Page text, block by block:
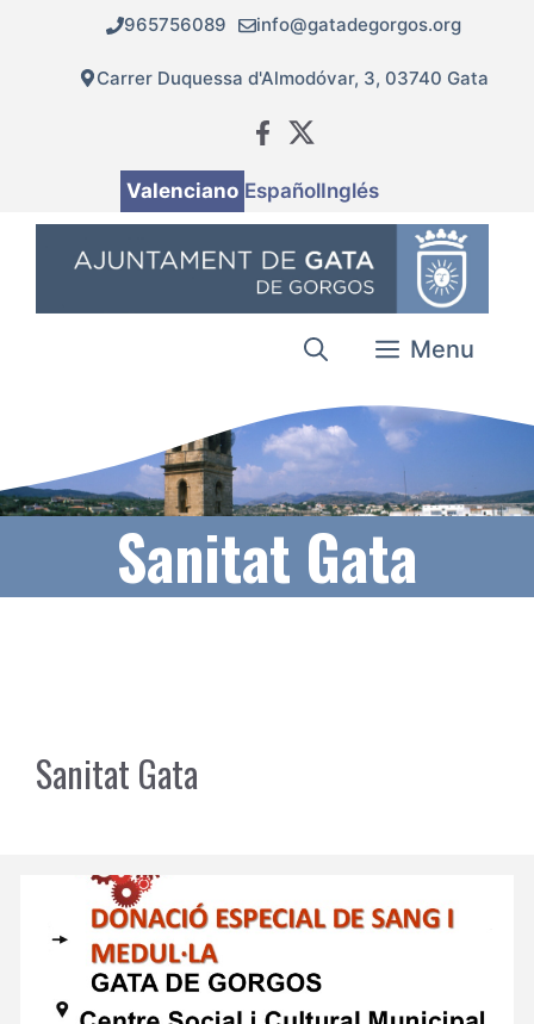
contingut
965756089 info@gatadegorgos.org
Carrer Duquessa d'Almodóvar, 3, 03740 Gata
Valenciano EspañolInglés
Menu
Sanitat Gata
Sanitat Gata